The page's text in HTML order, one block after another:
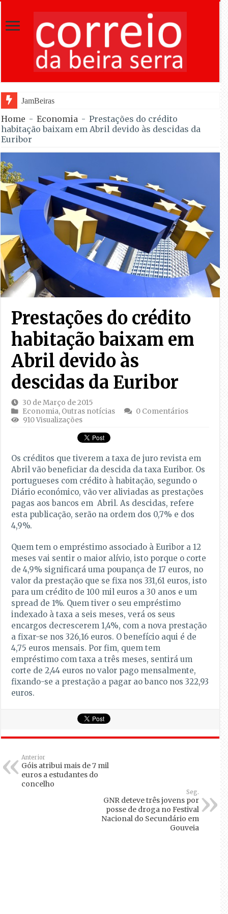
JamBeiras levou 1.500 escuteiros a Oliv
Home - Economia - Prestações do crédito
habitação baixam em Abril devido às descidas da
Euribor
Prestações do crédito
habitação baixam em
Abril devido às
descidas da Euribor
30 de Março de 2015
Economia, Outras notícias
0 Comentários
910 Visualizações
Os créditos que tiverem a taxa de juro revista em
Abril vão beneficiar da descida da taxa Euribor. Os
portugueses com crédito à habitação, segundo o
Diário económico, vão ver aliviadas as prestações
pagas aos bancos em Abril. As descidas, refere
esta publicação, serão na ordem dos 0,7% e dos
4,9%.
Quem tem o empréstimo associado à Euribor a 12
meses vai sentir o maior alívio, isto porque o corte
de 4,9% significará uma poupança de 17 euros, no
valor da prestação que se fixa nos 331,61 euros, isto
para um crédito de 100 mil euros a 30 anos e um
spread de 1%. Quem tiver o seu empréstimo
indexado à taxa a seis meses, verá os seus
encargos decrescerem 1,4%, com a nova prestação
a fixar-se nos 326,16 euros. O benefício aqui é de
4,75 euros mensais. Por fim, quem tem
empréstimo com taxa a três meses, sentirá um
corte de 2,44 euros no valor pago mensalmente,
fixando-se a prestação a pagar ao banco nos 322,93
euros.
Anterior
Góis atribui mais de 7 mil
euros a estudantes do
concelho
Seg.
GNR deteve três jovens por
posse de droga no Festival
Nacional do Secundário em
Gouveia